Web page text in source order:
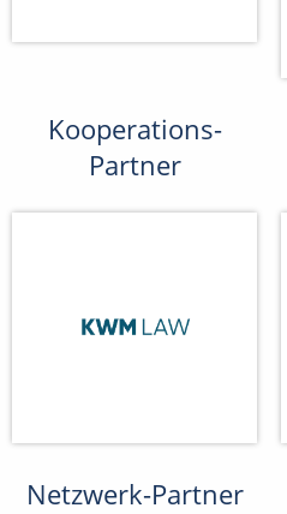
Kooperations-
Partner
Netzwerk-Partner